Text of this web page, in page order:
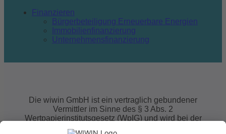
Finanzieren
Bürgerbeteiligung Erneuerbare Energien
Immobilienfinanzierung
Unternehmensfinanzierung
Die wiwin GmbH ist ein vertraglich gebundener
Vermittler im Sinne des § 3 Abs. 2
Wertpapierinstitutsgesetz (WpIG) und wird bei der
Vermittlung von Finanzinstrumenten (Wertpapieren,